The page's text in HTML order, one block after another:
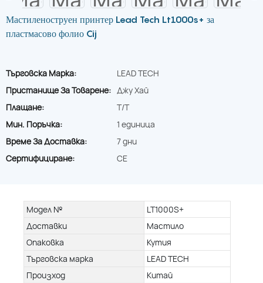
Мастиленоструен принтер Lead Tech Lt1000s+ за
пластмасово фолио Cij
Търговска Марка:
LEAD TECH
Пристанище За Товарене: Джу Хай
Плащане:
T/T
Мин. Поръчка:
1 единица
Време За Доставка:
7 дни
Сертифициране:
CE
Модел №
LT1000S+
Доставки
Мастило
Опаковка
Кутия
Търговска марка
LEAD TECH
Произход
Китай